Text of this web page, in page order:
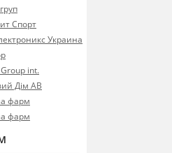
Спорт
Украина
int.
Дім АВ
фарм
фарм